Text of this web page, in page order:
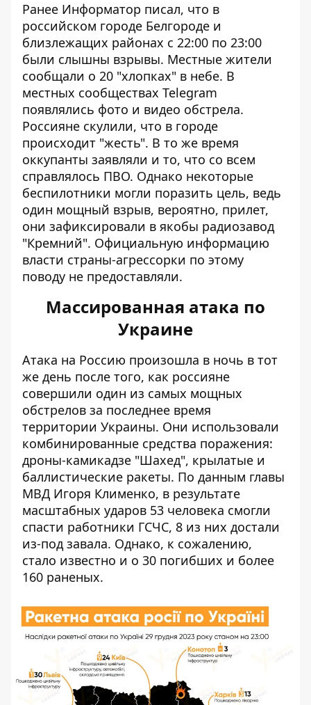
Ранее Информатор писал, что в
российском городе Белгороде и
близлежащих районах с 22:00 по 23:00
были слышны взрывы. Местные жители
сообщали о 20 "хлопках" в небе. В
местных сообществах Telegram
появлялись фото и видео обстрела.
Россияне скулили, что в городе
происходит "жесть". В то же время
оккупанты заявляли и то, что со всем
справлялось ПВО. Однако некоторые
беспилотники могли поразить цель, ведь
один мощный взрыв, вероятно, прилет,
они зафиксировали в якобы радиозавод
"Кремний". Официальную информацию
власти страны-агрессорки по этому
поводу не предоставляли.
Массированная атака по
Украине
Атака на Россию произошла в ночь в тот
же день после того, как россияне
совершили один из самых мощных
обстрелов за последнее время
территории Украины. Они использовали
комбинированные средства поражения:
дроны-камикадзе "Шахед", крылатые и
баллистические ракеты. По данным главы
МВД Игоря Клименко, в результате
масштабных ударов 53 человека смогли
спасти работники ГСЧС, 8 из них достали
из-под завала. Однако, к сожалению,
стало известно и о 30 погибших и более
160 раненых.